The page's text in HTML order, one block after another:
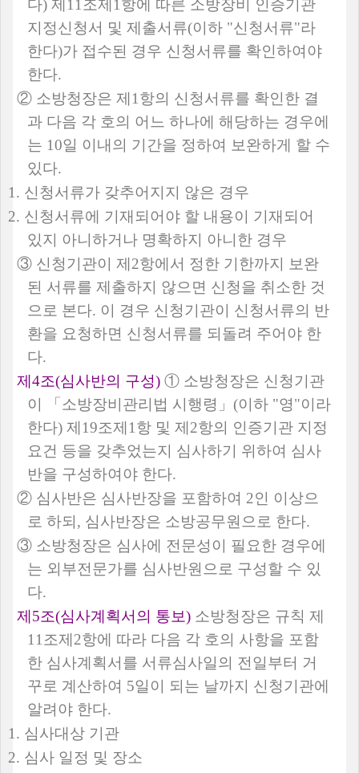
다) 제 11 조제 1 항에 따른 소방장비 인증기관
지정신청서 및 제출서류(이하 "신청서류"라
한다)가 접수된 경우 신청서류를 확인하여야
한다.
② 소방청장은 제 1 항의 신청서류를 확인한 결
과 다음 각 호의 어느 하나에 해당하는 경우에
는 10일 이내의 기간을 정하여 보완하게 할 수
있다.
1. 신청서류가 갖추어지지 않은 경우
2. 신청서류에 기재되어야 할 내용이 기재되어
있지 아니하거나 명확하지 아니한 경우
③ 신청기관이 제 2항에서 정한 기한까지 보완
된 서류를 제출하지 않으면 신청을 취소한 것
으로 본다. 이 경우 신청기관이 신청서류의 반
환을 요청하면 신청서류를 되돌려 주어야 한
다.
제4조(심사반의 구성) ① 소방청장은 신청기관
이
「 소방장비관리법 시행령 」 (이하 "영"이라
한다) 제 19조제 1 항 및 제 2항의 인증기관 지정
요건 등을 갖추었는지 심사하기 위하여 심사
반을 구성하여야 한다.
② 심사반은 심사반장을 포함하여 2인 이상으
로 하되 , 심사반장은 소방공무원으로 한다.
③ 소방청장은 심사에 전문성이 필요한 경우에
는 외부전문가를 심사반원으로 구성할 수 있
다.
제 5조(심사계획서의 통보) 소방청장은 규칙 제
11 조제 2항에 따라 다음 각 호의 사항을 포함
한 심사계획서를 서류심사일의 전일부터 거
꾸로 계산하여 5일이 되는 날까지 신청기관에
알려야 한다.
1. 심사대상 기관
2. 심사 일정 및 장소